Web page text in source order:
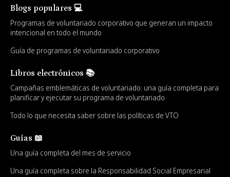
Blogs populares 💻
Programas de voluntariado corporativo que generan un impacto
intencional en todo el mundo
Guía de programas de voluntariado corporativo
Libros electrónicos 📚
Campañas emblemáticas de voluntariado: una guía completa para
planificar y ejecutar su programa de voluntariado
Todo lo que necesita saber sobre las políticas de VTO
Guías 📖
Una guía completa del mes de servicio
Una guía completa sobre la Responsabilidad Social Empresarial